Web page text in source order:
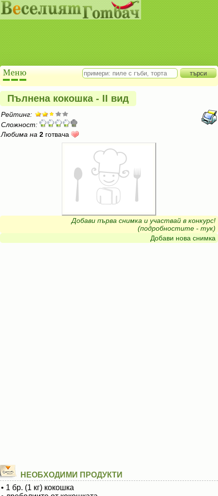
Пълнена кокошка - II вид
Рейтинг:
Сложност:
Любима на 2 готвача
Добави първа снимка и участвай в конкурс!
(подробностите - тук)
Добави нова снимка
НЕОБХОДИМИ ПРОДУКТИ
• 1 бр. (1 кг) кокошка